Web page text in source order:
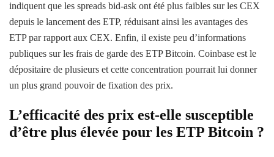
indiquent que les spreads bid-ask ont ​​été plus faibles sur les CEX
depuis le lancement des ETP, réduisant ainsi les avantages des
ETP par rapport aux CEX. Enfin, il existe peu d’informations
publiques sur les frais de garde des ETP Bitcoin. Coinbase est le
dépositaire de plusieurs et cette concentration pourrait lui donner
un plus grand pouvoir de fixation des prix.
L’efficacité des prix est-elle susceptible
d’être plus élevée pour les ETP Bitcoin ?